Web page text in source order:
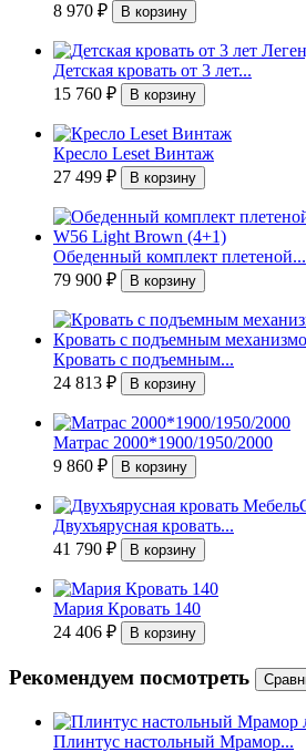
8 970 ₽
Детская кровать от 3 лет...
15 760 ₽
Кресло Leset Винтаж
27 499 ₽
Обеденный комплект плетеной...
79 900 ₽
Кровать с подъемным...
24 813 ₽
Матрас 2000*1900/1950/2000
9 860 ₽
Двухъярусная кровать...
41 790 ₽
Мария Кровать 140
24 406 ₽
Рекомендуем посмотреть
Плинтус настольный Мрамор...